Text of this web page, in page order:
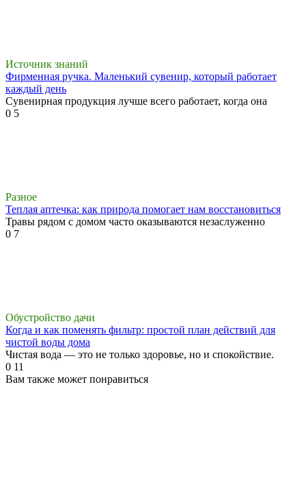
Источник знаний
Фирменная ручка. Маленький сувенир, который работает
каждый день
Сувенирная продукция лучше всего работает, когда она
0 5
Разное
Теплая аптечка: как природа помогает нам восстановиться
Травы рядом с домом часто оказываются незаслуженно
0 7
Обустройство дачи
Когда и как поменять фильтр: простой план действий для
чистой воды дома
Чистая вода — это не только здоровье, но и спокойствие.
0 11
Вам также может понравиться